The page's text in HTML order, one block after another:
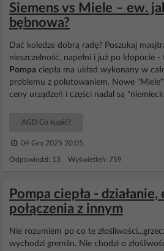
Siemens vs Miele – ew.
bębnowa?
Dać koledze dobrą radę? Poszukaj
nieszczelność, napełni i już po kłopocie -
Pompa ciepła ma układ wykonany w
problemu z polutowaniem. Nowe
ceny urządzeń i części nadal są
AGD Co kupić?
04 Gru 2025 20:05
Odpowiedzi: 13 Wyświetleń: 759
Pompa ciepła -
połączenia z innym
Nie rozumiem po co te
wychodzi gremlin. Nie chodzi o